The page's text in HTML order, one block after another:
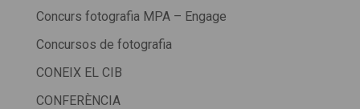
Concurs fotografia MPA – Engage
Concursos de fotografia
CONEIX EL CIB
CONFERÈNCIA